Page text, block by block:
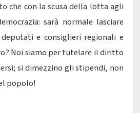
che con la scusa della lotta agli
sarà normale lasciare
e consiglieri regionali e
Noi siamo per tutelare il diritto
si dimezzino gli stipendi, non
popolo!